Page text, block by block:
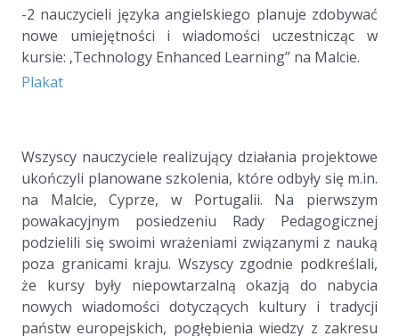
-2 nauczycieli języka angielskiego planuje zdobywać
nowe umiejętności i wiadomości uczestnicząc w
kursie: ‚Technology Enhanced Learning” na Malcie.
Plakat
Wszyscy nauczyciele realizujący działania projektowe
ukończyli planowane szkolenia, które odbyły się m.in.
na Malcie, Cyprze, w Portugalii. Na pierwszym
powakacyjnym posiedzeniu Rady Pedagogicznej
podzielili się swoimi wrażeniami związanymi z nauką
poza granicami kraju. Wszyscy zgodnie podkreślali,
że kursy były niepowtarzalną okazją do nabycia
nowych wiadomości dotyczących kultury i tradycji
państw europejskich, pogłębienia wiedzy z zakresu